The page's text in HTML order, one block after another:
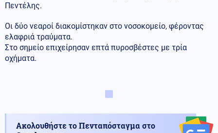
Πεντέλης.
Οι δύο νεαροί διακομίστηκαν στο νοσοκομείο, φέροντας
ελαφριά τραύματα.
Στο σημείο επιχείρησαν επτά πυροσβέστες με τρία
οχήματα.
Ακολουθήστε το Πενταπόσταγμα στο